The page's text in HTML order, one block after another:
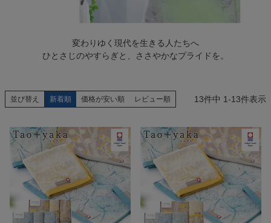
変わりゆく現代を生きる人たちへ
ひとさじのやすらぎと、ささやかなプライドを。
並び替え 新着順 価格が安い順 レビュー順 13件中 1-13件表示